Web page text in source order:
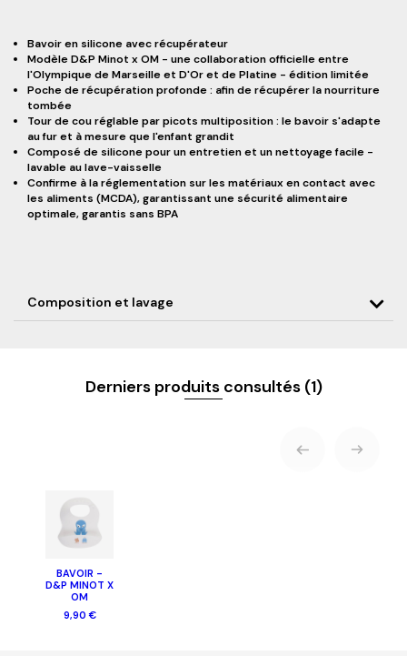
Bavoir en silicone avec récupérateur
Modèle D&P Minot x OM - une collaboration officielle entre
l'Olympique de Marseille et D'Or et de Platine - édition limitée
Poche de récupération profonde : afin de récupérer la nourriture
tombée
Tour de cou réglable par picots multiposition : le bavoir s'adapte
au fur et à mesure que l'enfant grandit
Composé de silicone pour un entretien et un nettoyage facile -
lavable au lave-vaisselle
Confirme à la réglementation sur les matériaux en contact avec
les aliments (MCDA), garantissant une sécurité alimentaire
optimale, garantis sans BPA
Composition et lavage
Derniers produits consultés (1)
BAVOIR -
D&P MINOT X
OM
9,90 €